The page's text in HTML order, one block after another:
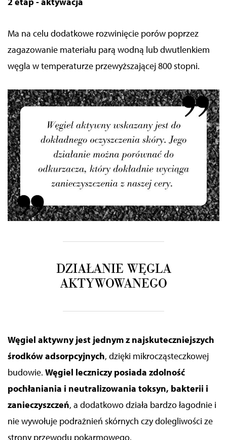
Ma na celu dodatkowe rozwinięcie porów poprzez
zagazowanie materiału parą wodną lub dwutlenkiem
węgla w temperaturze przewyższającej 800 stopni.
DZIAŁANIE WĘGLA
AKTYWOWANEGO
Węgiel aktywny jest jednym z najskuteczniejszych
środków adsorpcyjnych, dzięki mikrocząsteczkowej
budowie. Węgiel leczniczy posiada zdolność
pochłaniania i neutralizowania toksyn, bakterii i
zanieczyszczeń, a dodatkowo działa bardzo łagodnie i
nie wywołuje podrażnień skórnych czy dolegliwości ze
strony przewodu pokarmowego.